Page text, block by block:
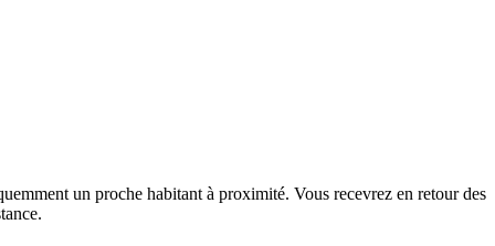
un proche habitant à proximité. Vous recevrez en retour des